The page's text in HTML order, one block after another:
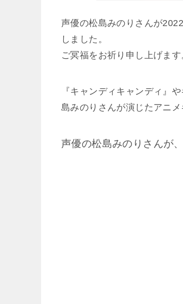
声優の松島みのりさんが
しました。
ご冥福をお祈り申し上げます
『キャンディキャンディ』
島みのりさんが演じたアニ
声優の松島みのりさんが